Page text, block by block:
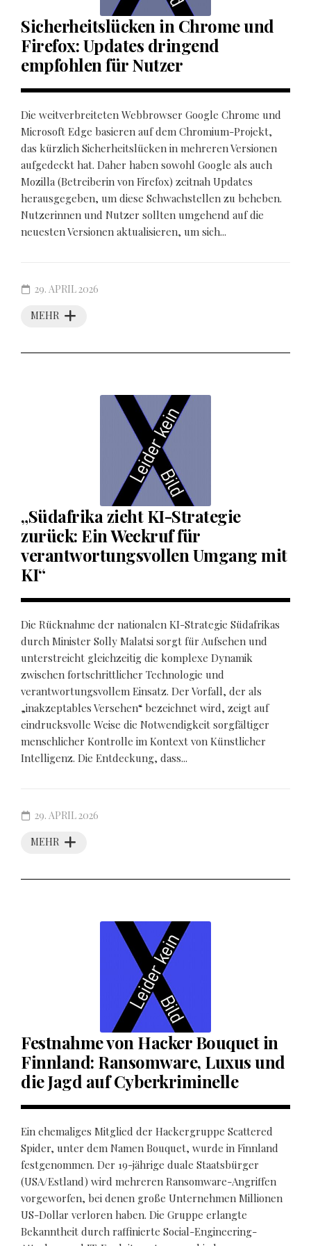
Sicherheitslücken in Chrome und
Firefox: Updates dringend
empfohlen für Nutzer
Die weitverbreiteten Webbrowser Google Chrome und
Microsoft Edge basieren auf dem Chromium-Projekt,
das kürzlich Sicherheitslücken in mehreren Versionen
aufgedeckt hat. Daher haben sowohl Google als auch
Mozilla (Betreiberin von Firefox) zeitnah Updates
herausgegeben, um diese Schwachstellen zu beheben.
Nutzerinnen und Nutzer sollten umgehend auf die
neuesten Versionen aktualisieren, um sich...
MEHR
29. APRIL 2026
„Südafrika zieht KI-Strategie
zurück: Ein Weckruf für
verantwortungsvollen Umgang mit
KI“
Die Rücknahme der nationalen KI-Strategie Südafrikas
durch Minister Solly Malatsi sorgt für Aufsehen und
unterstreicht gleichzeitig die komplexe Dynamik
zwischen fortschrittlicher Technologie und
verantwortungsvollem Einsatz. Der Vorfall, der als
„inakzeptables Versehen“ bezeichnet wird, zeigt auf
eindrucksvolle Weise die Notwendigkeit sorgfältiger
menschlicher Kontrolle im Kontext von Künstlicher
Intelligenz. Die Entdeckung, dass...
MEHR
29. APRIL 2026
Festnahme von Hacker Bouquet in
Finnland: Ransomware, Luxus und
die Jagd auf Cyberkriminelle
Ein ehemaliges Mitglied der Hackergruppe Scattered
Spider, unter dem Namen Bouquet, wurde in Finnland
festgenommen. Der 19-jährige duale Staatsbürger
(USA/Estland) wird mehreren Ransomware-Angriffen
vorgeworfen, bei denen große Unternehmen Millionen
US-Dollar verloren haben. Die Gruppe erlangte
Bekanntheit durch raffinierte Social-Engineering-